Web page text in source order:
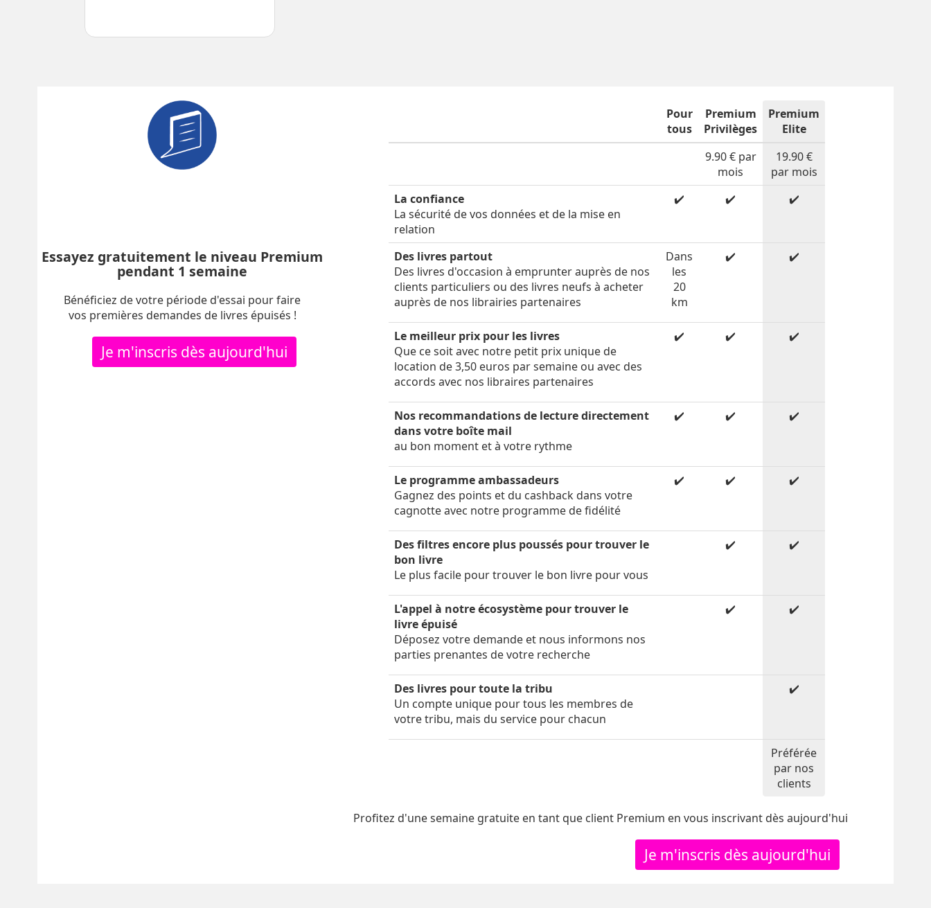
Essayez gratuitement le niveau Premium
pendant 1 semaine
Bénéficiez de votre période d'essai pour faire
vos premières demandes de livres épuisés !
Je m'inscris dès aujourd'hui
Pour
tous
Premium
Privilèges
Premium
Elite
9.90 € par
mois
19.90 €
par mois
La confiance
La sécurité de vos données et de la mise en
relation
✔️ ✔️ ✔️
Des livres partout
Des livres d'occasion à emprunter auprès de nos
clients particuliers ou des livres neufs à acheter
auprès de nos librairies partenaires
Dans
les
20
km
✔️ ✔️
Le meilleur prix pour les livres
Que ce soit avec notre petit prix unique de
location de 3,50 euros par semaine ou avec des
accords avec nos libraires partenaires
✔️ ✔️ ✔️
Nos recommandations de lecture directement
dans votre boîte mail
au bon moment et à votre rythme
✔️ ✔️ ✔️
Le programme ambassadeurs
Gagnez des points et du cashback dans votre
cagnotte avec notre programme de fidélité
✔️ ✔️ ✔️
Des filtres encore plus poussés pour trouver le
bon livre
Le plus facile pour trouver le bon livre pour vous
✔️ ✔️
L'appel à notre écosystème pour trouver le
livre épuisé
Déposez votre demande et nous informons nos
parties prenantes de votre recherche
✔️ ✔️
Des livres pour toute la tribu
Un compte unique pour tous les membres de
votre tribu, mais du service pour chacun
✔️
Préférée
par nos
clients
Profitez d'une semaine gratuite en tant que client Premium en vous inscrivant dès aujourd'hui
Je m'inscris dès aujourd'hui